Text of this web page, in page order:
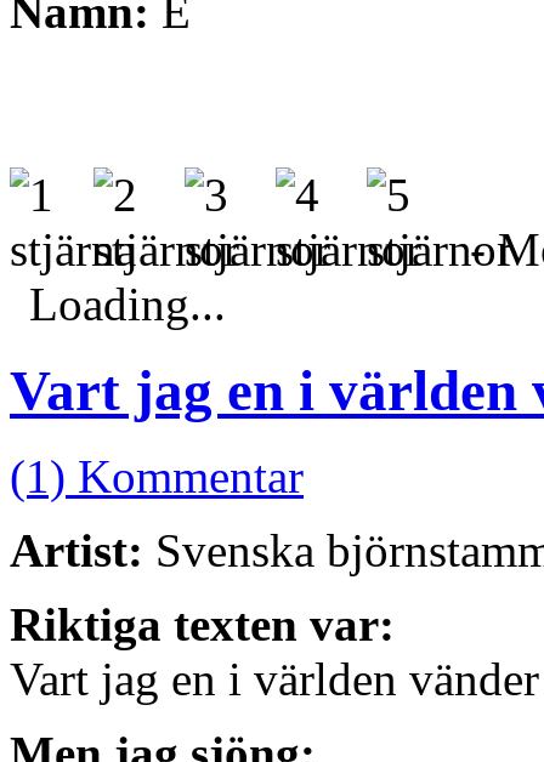
Namn: E
-
Loading...
Vart jag en i världen
(1) Kommentar
Artist: Svenska
Riktiga texten var:
Vart jag en i världen